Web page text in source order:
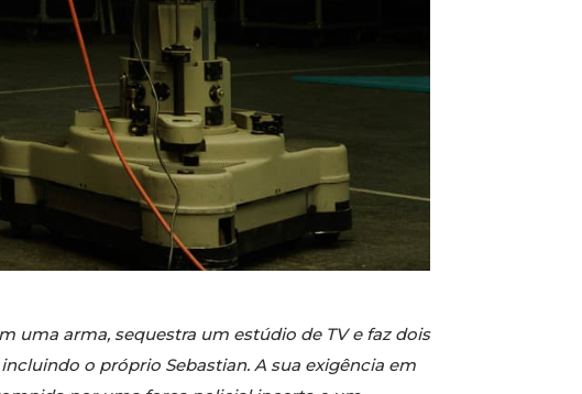
uma arma, sequestra um estúdio de TV e faz dois
o próprio Sebastian. A sua exigência em